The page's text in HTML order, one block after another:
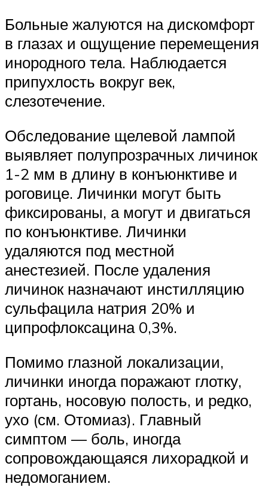
Больные жалуются на дискомфорт
в глазах и ощущение перемещения
инородного тела. Наблюдается
припухлость вокруг век,
слезотечение.
Обследование щелевой лампой
выявляет полупрозрачных личинок
1-2 мм в длину в конъюнктиве и
роговице. Личинки могут быть
фиксированы, а могут и двигаться
по конъюнктиве. Личинки
удаляются под местной
анестезией. После удаления
личинок назначают инстилляцию
сульфацила натрия 20% и
ципрофлоксацина 0,3%.
Помимо глазной локализации,
личинки иногда поражают глотку,
гортань, носовую полость, и редко,
ухо (см. Отомиаз). Главный
симптом — боль, иногда
сопровождающаяся лихорадкой и
недомоганием.